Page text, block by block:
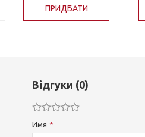
ПРИДБАТИ
Відгуки (0)
Имя